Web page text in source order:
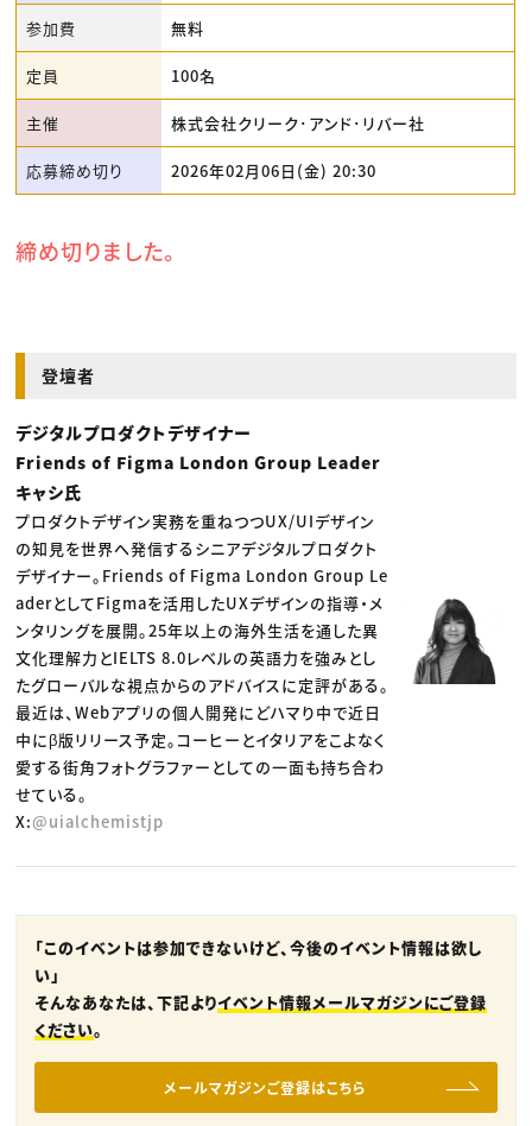
参加費 無料
定員 100名
主催 株式会社クリーク･アンド･リバー社
応募締め切り 2026年02月06日(金) 20:30
締め切りました。
登壇者
デジタルプロダクトデザイナー
Friends of Figma London Group Leader
キャシ氏
プロダクトデザイン実務を重ねつつUX/UIデザイン
の知見を世界へ発信するシニアデジタルプロダクト
デザイナー。Friends of Figma London Group Le
aderとしてFigmaを活用したUXデザインの指導・メ
ンタリングを展開。25年以上の海外生活を通した異
文化理解力とIELTS 8.0レベルの英語力を強みとし
たグローバルな視点からのアドバイスに定評がある。
最近は、Webアプリの個人開発にどハマり中で近日
中にβ版リリース予定。コーヒーとイタリアをこよなく
愛する街角フォトグラファーとしての一面も持ち合わ
せている。
X:@uialchemistjp
「このイベントは参加できないけど、今後のイベント情報は欲し
い」
そんなあなたは、下記よりイベント情報メールマガジンにご登録
ください。
メールマガジンご登録はこちら